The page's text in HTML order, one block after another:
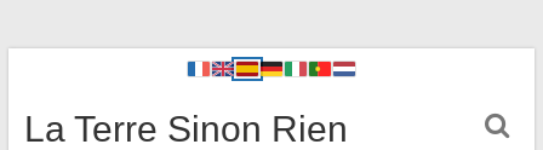
La Terre Sinon Rien